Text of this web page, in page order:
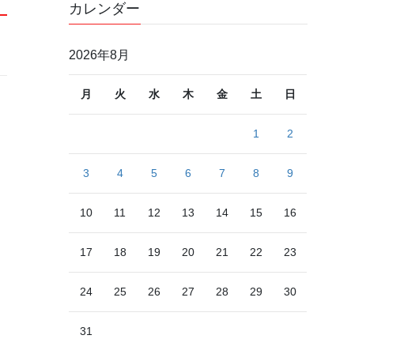
カレンダー
2026年8月
月 火 水 木 金 土 日
1 2
3 4 5 6 7 8 9
10 11 12 13 14 15 16
17 18 19 20 21 22 23
24 25 26 27 28 29 30
31